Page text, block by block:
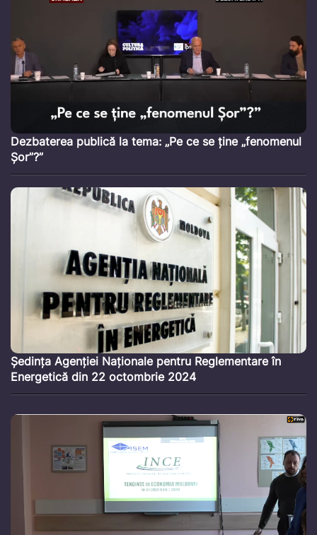
Dezbaterea publică la tema: „Pe ce se ține „fenomenul
Șor”?”
Ședința Agenției Naționale pentru Reglementare în
Energetică din 22 octombrie 2024